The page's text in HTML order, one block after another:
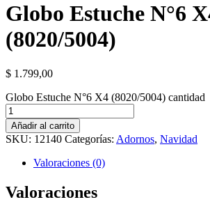
Globo Estuche N°6
(8020/5004)
$ 1.799,00
Globo Estuche N°6 X4 (8020/5004) cantidad
Añadir al carrito
SKU: 12140 Categorías: Adornos, Navidad
Valoraciones (0)
Valoraciones